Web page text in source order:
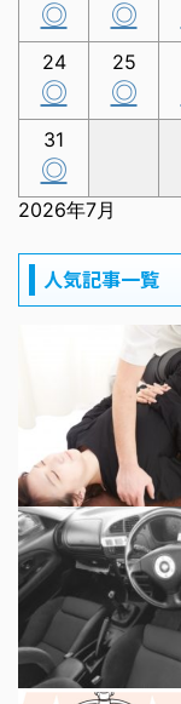
◎ ◎
24
◎
25
◎
31
◎
2026年7月
人気記事一覧